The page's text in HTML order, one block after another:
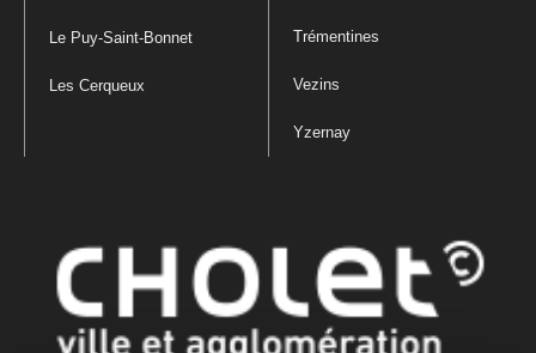
Le Puy-Saint-Bonnet
Les Cerqueux
Trémentines
Vezins
Yzernay